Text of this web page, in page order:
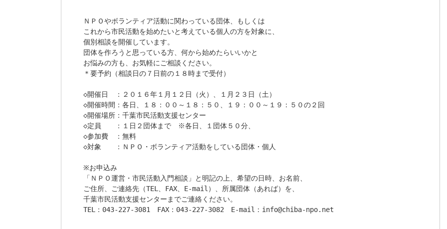
ＮＰＯやボランティア活動に関わっている団体、もしくは
これから市民活動を始めたいと考えている個人の方を対象に、
個別相談を開催しています。
団体を作ろうと思っている方、何から始めたらいいかと
お悩みの方も、お気軽にご相談ください。
＊要予約（相談日の７日前の１８時まで受付）
◇開催日　：２０１６年１月１２日（火）、１月２３日（土）
◇開催時間：各日、１８：００～１８：５０、１９：００～１９：５０の２回
◇開催場所：千葉市民活動支援センター
◇定員　　：１日２団体まで　※各日、１団体５０分、
◇参加費　：無料
◇対象　　：ＮＰＯ・ボランティア活動をしている団体・個人
※お申込み
「ＮＰＯ運営・市民活動入門相談」と明記の上、希望の日時、お名前、
ご住所、ご連絡先（TEL、FAX、E-mail）、所属団体（あれば）を、
千葉市民活動支援センターまでご連絡ください。
TEL：043-227-3081　FAX：043-227-3082　E-mail：info@chiba-npo.net